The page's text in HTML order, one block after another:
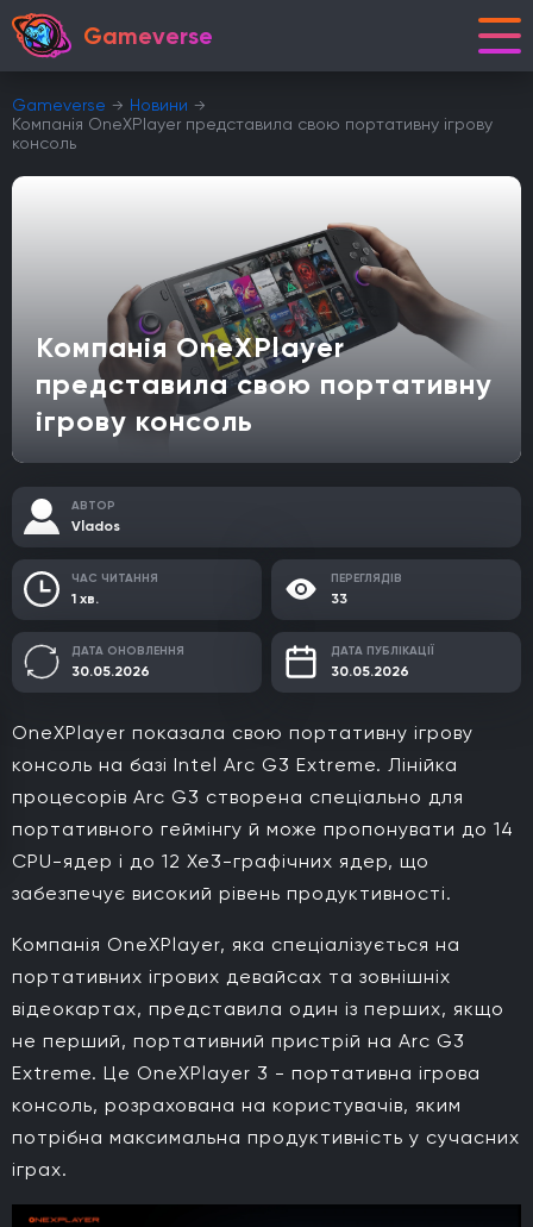
Gameverse
Gameverse
Новини
Компанія OneXPlayer представила свою портативну ігрову
консоль
Компанія OneXPlayer
представила свою портативну
ігрову консоль
АВТОР
Vlados
ЧАС ЧИТАННЯ
1 хв.
ПЕРЕГЛЯДІВ
33
ДАТА ОНОВЛЕННЯ
30.05.2026
ДАТА ПУБЛІКАЦІЇ
30.05.2026
OneXPlayer показала свою портативну ігрову
консоль на базі Intel Arc G3 Extreme. Лінійка
процесорів Arc G3 створена спеціально для
портативного геймінгу й може пропонувати до 14
CPU-ядер і до 12 Xe3-графічних ядер, що
забезпечує високий рівень продуктивності.
Компанія OneXPlayer, яка спеціалізується на
портативних ігрових девайсах та зовнішніх
відеокартах, представила один із перших, якщо
не перший, портативний пристрій на Arc G3
Extreme. Це OneXPlayer 3 - портативна ігрова
консоль, розрахована на користувачів, яким
потрібна максимальна продуктивність у сучасних
іграх.